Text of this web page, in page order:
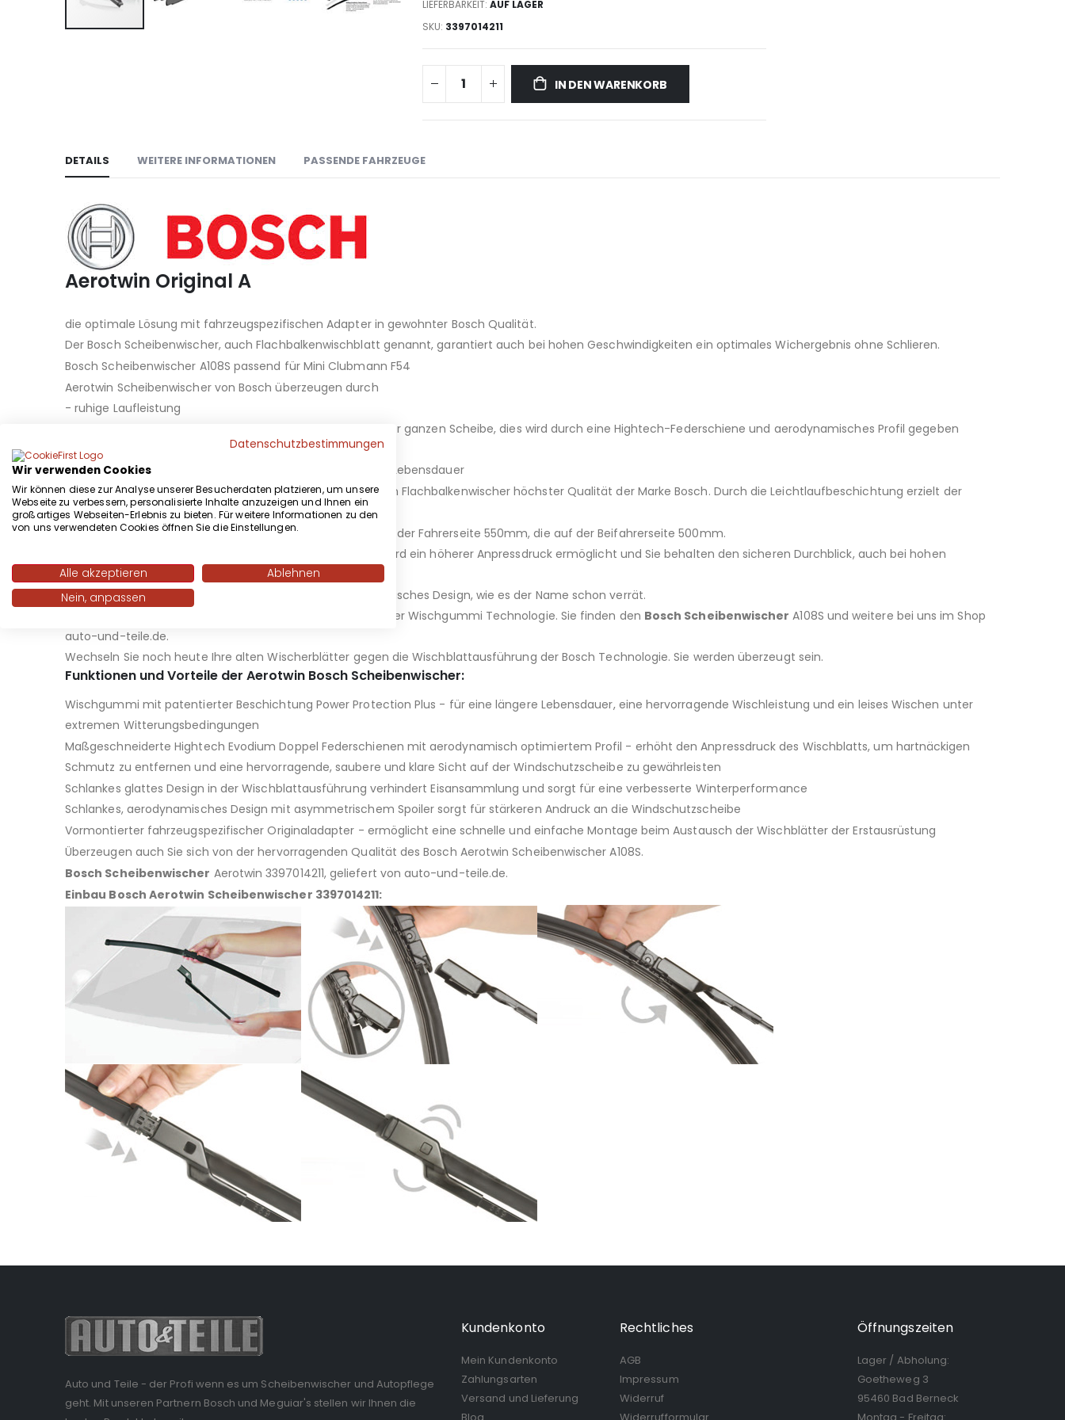
LIEFERBARKEIT: AUF LAGER
SKU 3397014211
IN DEN WARENKORB
DETAILS
Aerotwin Original A
die optimale Lösung mit fahrzeugspezifischen Adapter in gewohnter Bosch Qualität.
Der Bosch Scheibenwischer, auch Flachbalkenwischblatt genannt, garantiert auch bei hohen Geschwindigkeiten ein optimales Wichergebnis ohne Schlieren.
Bosch Scheibenwischer A108S passend für Mini Clubmann F54
Aerotwin Scheibenwischer von Bosch überzeugen durch
- ruhige Laufleistung
- Flachbalkenwischblatt mit perfekter Wischleistung auf der ganzen Scheibe, dies wird durch eine Hightech-Federschiene und aerodynamisches Profil gegeben
- besonders Widerstandsfähig auch bei Eis und Schnee
- Wischblattausführung mit Komfort, Design und längerer Lebensdauer
Mit demBosch ScheibenwischerA108S erhalten Sie einen Flachbalkenwischer höchster Qualität der Marke Bosch. Durch die Leichtlaufbeschichtung erzielt der
Aerotwin eine nahezu perfekte Reinigung.
Die Länge desBosch ScheibenwischerA108S beträgt auf der Fahrerseite 550mm, die auf der Beifahrerseite 500mm.
Durch die bügellose Bauweise des Flachbalkenwischblatt wird ein höherer Anpressdruck ermöglicht und Sie behalten den sicheren Durchblick, auch bei hohen
Geschwindigkeiten. Kein rubbeln, schmieren oder rattern.
Aerotwin Wischerblätter überzeugen durch ein aerodynamisches Design, wie es der Name schon verrät.
Überzeugen Sie sich von langer Lebensdauer und innovativer Wischgummi Technologie. Sie finden den Bosch Scheibenwischer A108S und weitere bei uns im Shop
auto-und-teile.de.
Wechseln Sie noch heute Ihre alten Wischerblätter gegen die Wischblattausführung der Bosch Technologie. Sie werden überzeugt sein.
Funktionen und Vorteile der Aerotwin Bosch Scheibenwischer:
Wischgummi mit patentierter Beschichtung Power Protection Plus - für eine längere Lebensdauer, eine hervorragende Wischleistung und ein leises Wischen unter
extremen Witterungsbedingungen
Maßgeschneiderte Hightech Evodium Doppel Federschienen mit aerodynamisch optimiertem Profil - erhöht den Anpressdruck des Wischblatts, um hartnäckigen
Schmutz zu entfernen und eine hervorragende, saubere und klare Sicht auf der Windschutzscheibe zu gewährleisten
Schlankes glattes Design in der Wischblattausführung verhindert Eisansammlung und sorgt für eine verbesserte Winterperformance
Schlankes, aerodynamisches Design mit asymmetrischem Spoiler sorgt für stärkeren Andruck an die Windschutzscheibe
Vormontierter fahrzeugspezifischer Originaladapter - ermöglicht eine schnelle und einfache Montage beim Austausch der Wischblätter der Erstausrüstung
Überzeugen auch Sie sich von der hervorragenden Qualität des Bosch Aerotwin Scheibenwischer A108S.
Bosch Scheibenwischer Aerotwin 3397014211, geliefert von auto-und-teile.de.
Einbau Bosch Aerotwin Scheibenwischer 3397014211:
WEITERE INFORMATIONEN PASSENDE FAHRZEUGE
Auto und Teile - der Profi wenn es um Scheibenwischer und Autopflege
geht. Mit unseren Partnern Bosch und Meguiar's stellen wir Ihnen die
Kundenkonto
Mein Kundenkonto
Zahlungsarten
Versand und Lieferung
Rechtliches
AGB
Impressum
Widerruf
Öffnungszeiten
Lager / Abholung:
Goetheweg 3
95460 Bad Berneck
Datenschutzbestimmungen
Wir verwenden Cookies
Wir können diese zur Analyse unserer Besucherdaten platzieren, um unsere
Webseite zu verbessern, personalisierte Inhalte anzuzeigen und Ihnen ein
großartiges Webseiten-Erlebnis zu bieten. Für weitere Informationen zu den
von uns verwendeten Cookies öffnen Sie die Einstellungen.
Alle akzeptieren
Ablehnen
Nein, anpassen